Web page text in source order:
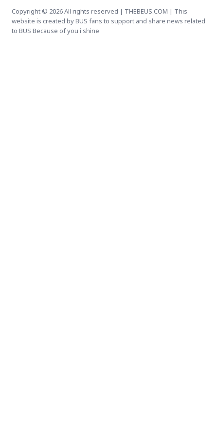
Copyright © 2026 All rights reserved | THEBEUS.COM | This
website is created by BUS fans to support and share news related
to BUS Because of you i shine